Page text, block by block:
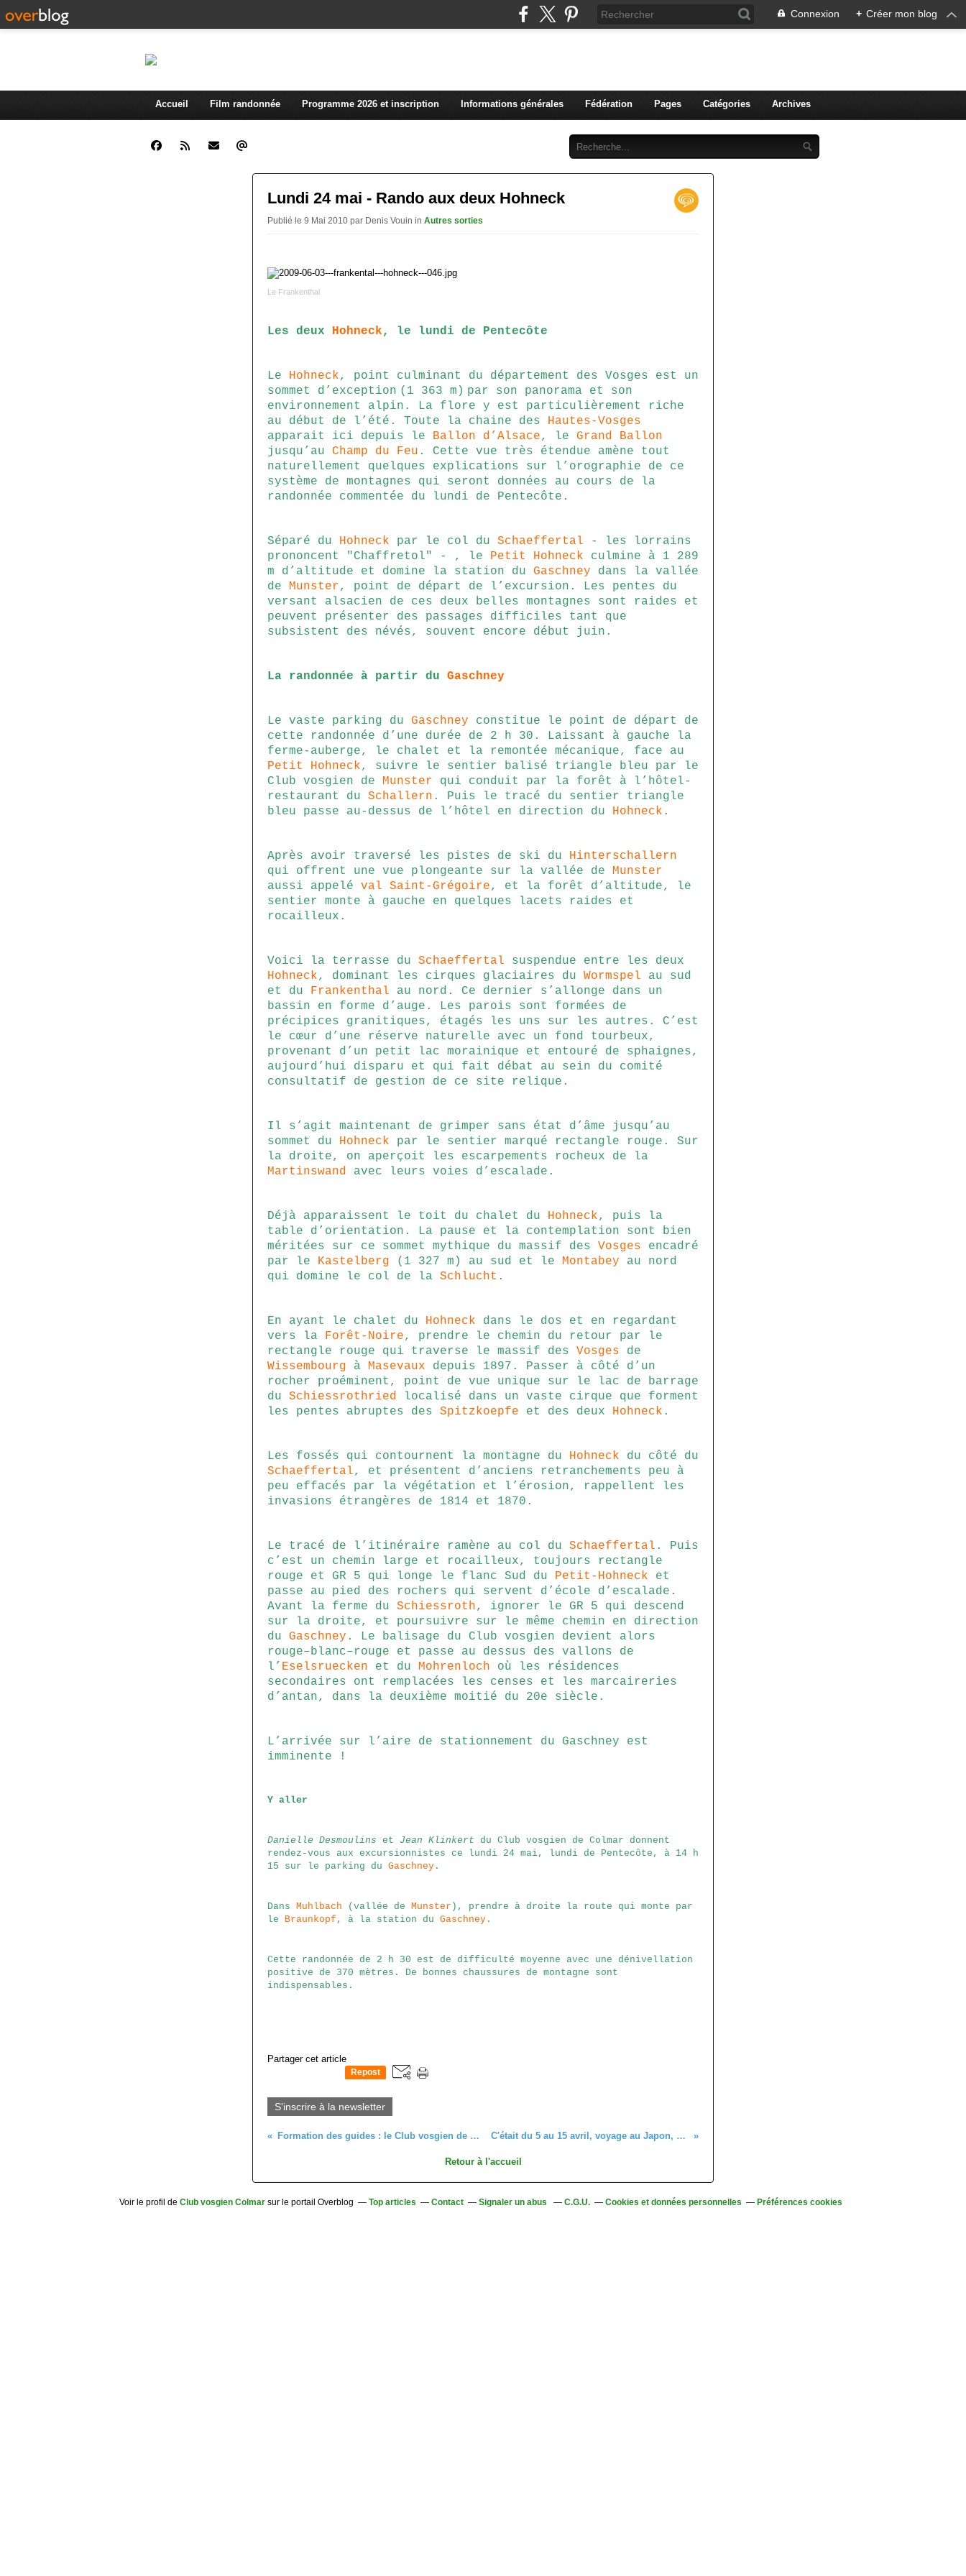
Connexion + Créer mon blog
Accueil Film randonnée Programme 2026 et inscription Informations générales Fédération Pages Catégories Archives
Lundi 24 mai - Rando aux deux Hohneck
Publié le 9 Mai 2010 par Denis Vouin in Autres sorties
Le Frankenthal
Les deux Hohneck, le lundi de Pentecôte
Le Hohneck, point culminant du département des Vosges est un
sommet d’exception (1 363 m) par son panorama et son
environnement alpin. La flore y est particulièrement riche
au début de l’été. Toute la chaine des Hautes-Vosges
apparait ici depuis le Ballon d’Alsace, le Grand Ballon
jusqu’au Champ du Feu . Cette vue très étendue amène tout
naturellement quelques explications sur l’orographie de ce
système de montagnes qui seront données au cours de la
randonnée commentée du lundi de Pentecôte.
Séparé du Hohneck par le col du Schaeffertal - les lorrains
prononcent "Chaffretol" - , le Petit Hohneck culmine à 1 289
m d’altitude et domine la station du Gaschney dans la vallée
de Munster, point de départ de l’excursion. Les pentes du
versant alsacien de ces deux belles montagnes sont raides et
peuvent présenter des passages difficiles tant que
subsistent des névés, souvent encore début juin.
La randonnée à partir du Gaschney
Le vaste parking du Gaschney constitue le point de départ de
cette randonnée d’une durée de 2 h 30. Laissant à gauche la
ferme-auberge, le chalet et la remontée mécanique, face au
Petit Hohneck, suivre le sentier balisé triangle bleu par le
Club vosgien de Munster qui conduit par la forêt à l’hôtel-
restaurant du Schallern . Puis le tracé du sentier triangle
bleu passe au-dessus de l’hôtel en direction du Hohneck .
Après avoir traversé les pistes de ski du Hinterschallern
qui offrent une vue plongeante sur la vallée de Munster
aussi appelé val Saint-Grégoire, et la forêt d’altitude, le
sentier monte à gauche en quelques lacets raides et
rocailleux.
Voici la terrasse du Schaeffertal suspendue entre les deux
Hohneck, dominant les cirques glaciaires du Wormspel au sud
et du Frankenthal au nord. Ce dernier s’allonge dans un
bassin en forme d’auge. Les parois sont formées de
précipices granitiques, étagés les uns sur les autres. C’est
le cœur d’une réserve naturelle avec un fond tourbeux,
provenant d’un petit lac morainique et entouré de sphaignes,
aujourd’hui disparu et qui fait débat au sein du comité
consultatif de gestion de ce site relique.
Il s’agit maintenant de grimper sans état d’âme jusqu’au
sommet du Hohneck par le sentier marqué rectangle rouge. Sur
la droite, on aperçoit les escarpements rocheux de la
Martinswand avec leurs voies d’escalade.
Déjà apparaissent le toit du chalet du Hohneck, puis la
table d’orientation. La pause et la contemplation sont bien
méritées sur ce sommet mythique du massif des Vosges encadré
par le Kastelberg (1 327 m) au sud et le Montabey au nord
qui domine le col de la Schlucht .
En ayant le chalet du Hohneck dans le dos et en regardant
vers la Forêt-Noire, prendre le chemin du retour par le
rectangle rouge qui traverse le massif des Vosges de
Wissembourg à Masevaux depuis 1897. Passer à côté d’un
rocher proéminent, point de vue unique sur le lac de barrage
du Schiessrothried localisé dans un vaste cirque que forment
les pentes abruptes des Spitzkoepfe et des deux Hohneck .
Les fossés qui contournent la montagne du Hohneck du côté du
Schaeffertal, et présentent d’anciens retranchements peu à
peu effacés par la végétation et l’érosion, rappellent les
invasions étrangères de 1814 et 1870.
Le tracé de l’itinéraire ramène au col du Schaeffertal . Puis
c’est un chemin large et rocailleux, toujours rectangle
rouge et GR 5 qui longe le flanc Sud du Petit-Hohneck et
passe au pied des rochers qui servent d’école d’escalade.
Avant la ferme du Schiessroth, ignorer le GR 5 qui descend
sur la droite, et poursuivre sur le même chemin en direction
du Gaschney . Le balisage du Club vosgien devient alors
rouge–blanc–rouge et passe au dessus des vallons de
l’ Eselsruecken et du Mohrenloch où les résidences
secondaires ont remplacées les censes et les marcaireries
d’antan, dans la deuxième moitié du 20e siècle.
L’arrivée sur l’aire de stationnement du Gaschney est
imminente !
Y aller
Danielle Desmoulins et Jean Klinkert du Club vosgien de Colmar donnent
rendez-vous aux excursionnistes ce lundi 24 mai, lundi de Pentecôte, à 14 h
15 sur le parking du Gaschney .
Dans Muhlbach (vallée de Munster ), prendre à droite la route qui monte par
le Braunkopf , à la station du Gaschney .
Cette randonnée de 2 h 30 est de difficulté moyenne avec une dénivellation
positive de 370 mètres. De bonnes chaussures de montagne sont
indispensables.
Partager cet article
Repost
S'inscrire à la newsletter
Formation des guides : le Club vosgien de Colmar présente deux candidats C'était du 5 au 15 avril, voyage au Japon, avec le Club vosgien de Colmar
Retour à l'accueil
Voir le profil de Club vosgien Colmar sur le portail Overblog Top articles Contact Signaler un abus C.G.U. Cookies et données personnelles Préférences cookies